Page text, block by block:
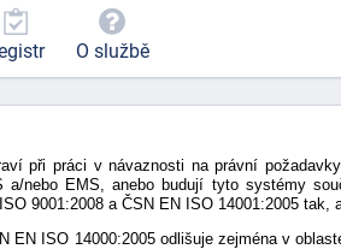
při práci v návaznosti na právní
nebo EMS, anebo budují tyto systémy
9001:2008 a ČSN EN ISO 14001:2005
EN ISO 14000:2005 odlišuje zejména v
O službě